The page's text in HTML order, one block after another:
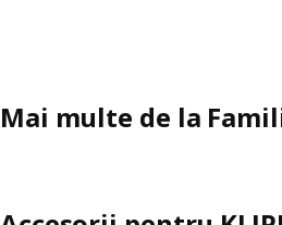
Mai multe de la